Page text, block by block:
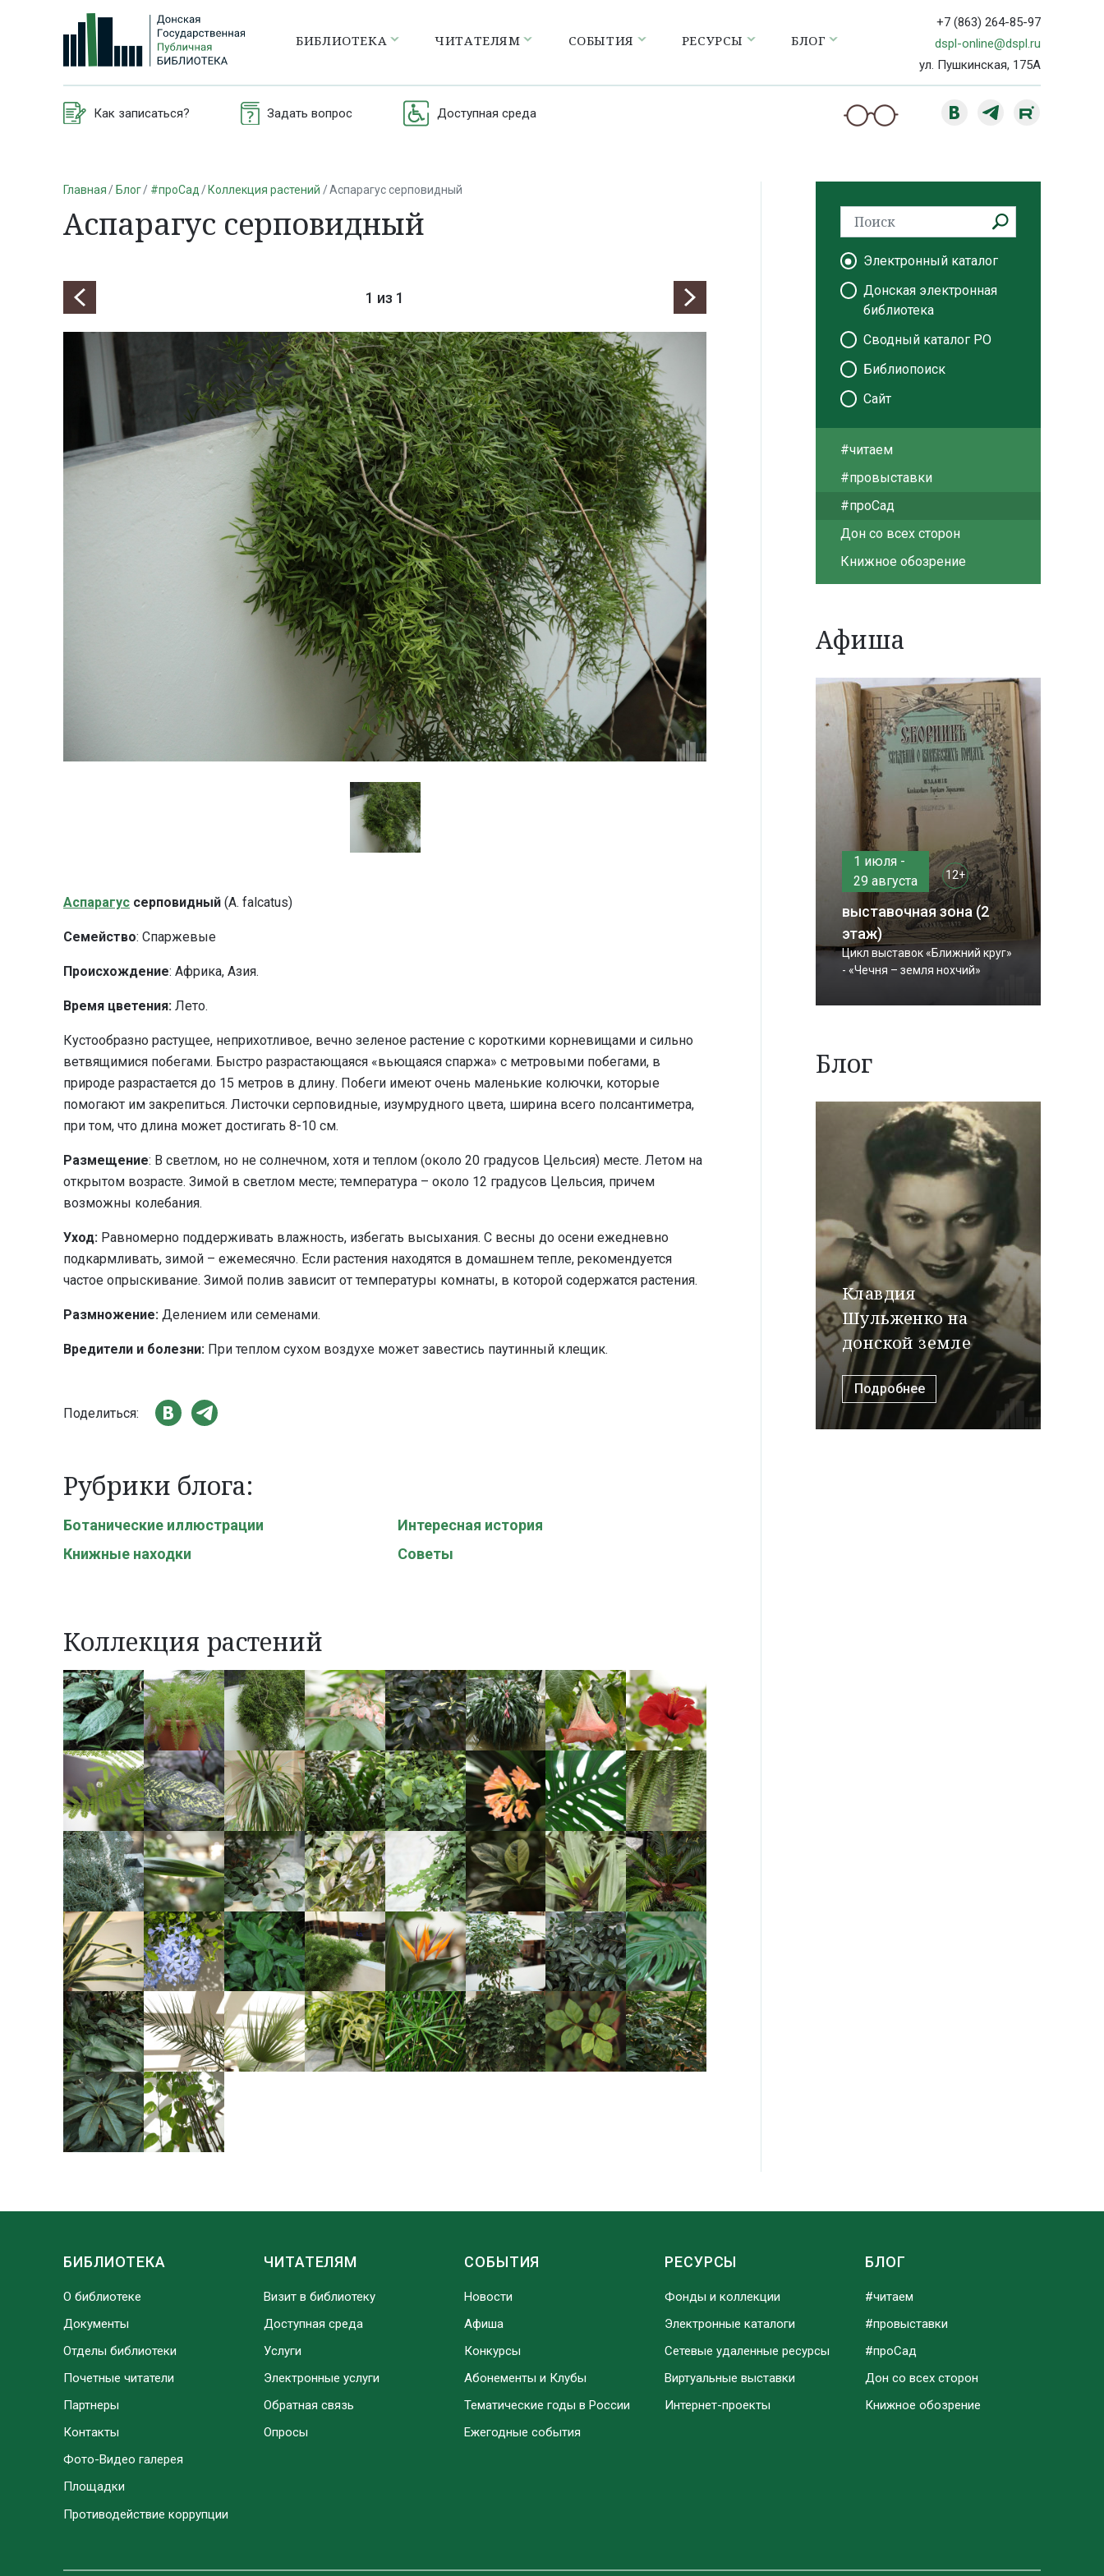
БИБЛИОТЕКА ЧИТАТЕЛЯМ СОБЫТИЯ РЕСУРСЫ БЛОГ
+7 (863) 264-85-97
dspl-online@dspl.ru
ул. Пушкинская, 175А
Как записаться? Задать вопрос Доступная среда
Главная Блог #проСад Коллекция растений Аспарагус серповидный
Аспарагус серповидный
1 из 1
Аспарагус серповидный (A. falcatus)
Семейство: Спаржевые
Происхождение: Африка, Азия.
Время цветения: Лето.
Кустообразно растущее, неприхотливое, вечно зеленое растение с короткими корневищами и сильно
ветвящимися побегами. Быстро разрастающаяся «вьющаяся спаржа» с метровыми побегами, в
природе разрастается до 15 метров в длину. Побеги имеют очень маленькие колючки, которые
помогают им закрепиться. Листочки серповидные, изумрудного цвета, ширина всего полсантиметра,
при том, что длина может достигать 8-10 см.
Размещение: В светлом, но не солнечном, хотя и теплом (около 20 градусов Цельсия) месте. Летом на
открытом возрасте. Зимой в светлом месте; температура – около 12 градусов Цельсия, причем
возможны колебания.
Уход: Равномерно поддерживать влажность, избегать высыхания. С весны до осени ежедневно
подкармливать, зимой – ежемесячно. Если растения находятся в домашнем тепле, рекомендуется
частое опрыскивание. Зимой полив зависит от температуры комнаты, в которой содержатся растения.
Размножение: Делением или семенами.
Вредители и болезни: При теплом сухом воздухе может завестись паутинный клещик.
Поделиться:
Рубрики блога:
Ботанические иллюстрации
Интересная история
Книжные находки
Советы
Коллекция растений
Электронный каталог
Донская электронная
библиотека
Сводный каталог РО
Библиопоиск
Сайт
#читаем
#провыставки
#проСад
Дон со всех сторон
Книжное обозрение
Афиша
1 июля -
29 августа
12+
выставочная зона (2
этаж)
Цикл выставок «Ближний круг»
- «Чечня – земля нохчий»
Блог
Клавдия
Шульженко на
донской земле
Подробнее
БИБЛИОТЕКА
О библиотеке
Документы
Отделы библиотеки
Почетные читатели
Партнеры
Контакты
Фото-Видео галерея
Площадки
Противодействие коррупции
ЧИТАТЕЛЯМ
Визит в библиотеку
Доступная среда
Услуги
Электронные услуги
Обратная связь
Опросы
СОБЫТИЯ
Новости
Афиша
Конкурсы
Абонементы и Клубы
Тематические годы в России
Ежегодные события
РЕСУРСЫ
Фонды и коллекции
Электронные каталоги
Сетевые удаленные ресурсы
Виртуальные выставки
Интернет-проекты
БЛОГ
#читаем
#провыставки
#проСад
Дон со всех сторон
Книжное обозрение